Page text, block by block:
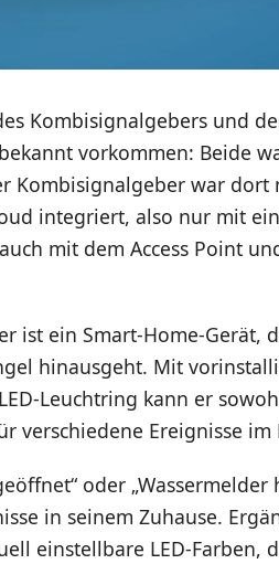
Kombisignalgebers und
vorkommen: Beide
Kombisignalgeber war dort
integriert, also nur mit
mit dem Access Point
ist ein Smart-Home-Gerät,
hinausgeht. Mit
Leuchtring kann er
verschiedene Ereignisse
oder „Wassermelder
in seinem Zuhause.
einstellbare LED-Farben,